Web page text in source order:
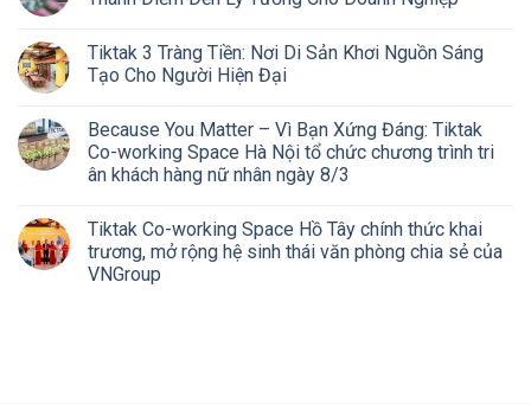
Tiktak 3 Tràng Tiền: Nơi Di Sản Khơi Nguồn Sáng
Tạo Cho Người Hiện Đại
Because You Matter – Vì Bạn Xứng Đáng: Tiktak
Co-working Space Hà Nội tổ chức chương trình tri
ân khách hàng nữ nhân ngày 8/3
Tiktak Co-working Space Hồ Tây chính thức khai
trương, mở rộng hệ sinh thái văn phòng chia sẻ của
VNGroup